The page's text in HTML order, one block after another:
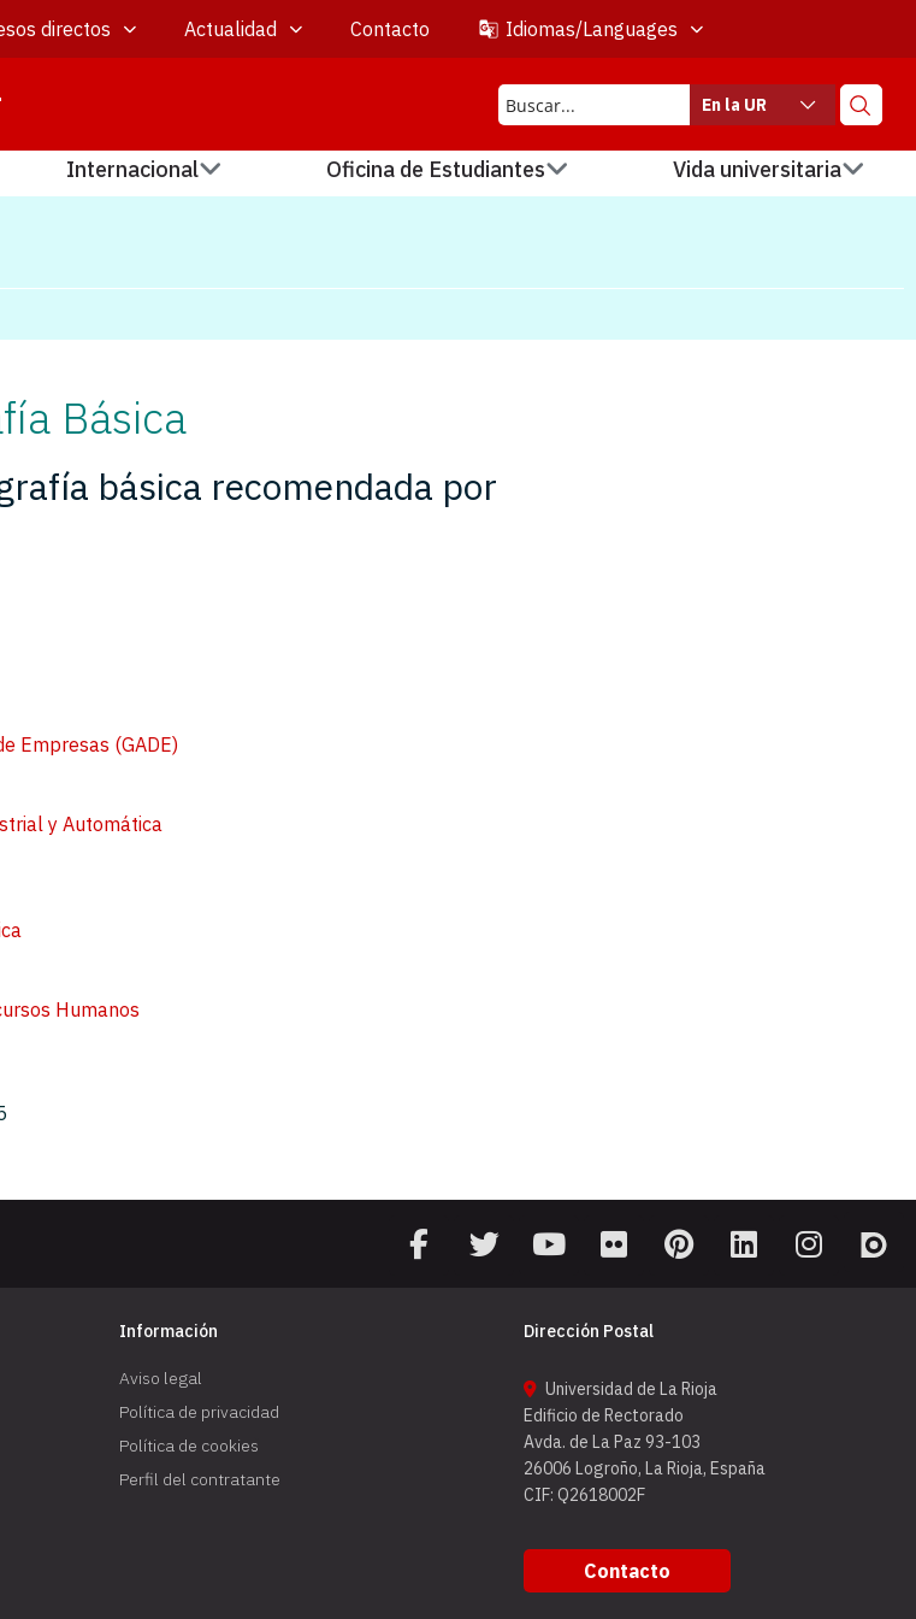
directos Actualidad Contacto Idiomas/Languages
En la UR
Internacional Oficina de Estudiantes Vida universitaria
Básica
básica recomendada por
Empresas (GADE)
y Automática
Humanos
Información
Aviso legal
Política de privacidad
Política de cookies
Perfil del contratante
Dirección Postal
Universidad de La Rioja
Edificio de Rectorado
Avda. de La Paz 93-103
26006 Logroño, La Rioja, España
CIF: Q2618002F
Contacto